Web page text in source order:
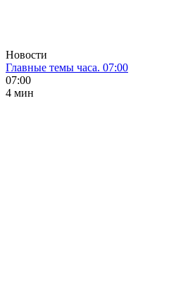
Новости
Главные темы часа. 07:00
07:00
4 мин